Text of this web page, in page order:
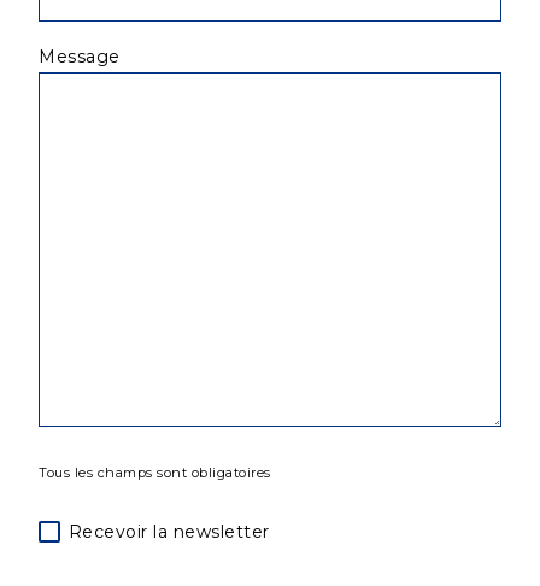
Message
Tous les champs sont obligatoires
Recevoir la newsletter